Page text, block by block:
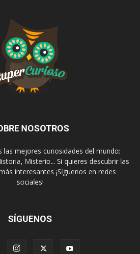
NOSOTROS
las mejores curiosidades del mundo:
Misterio... Si quieres descubrir las
interesantes ¡Síguenos en redes
sociales!
SÍGUENOS